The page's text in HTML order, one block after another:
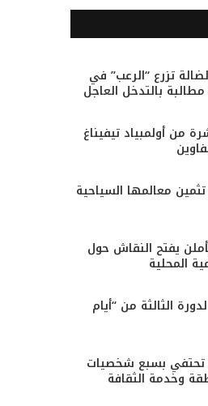
س
ت
ق
ا
k
T
o
ت
س
ا
تزرع “الرعب” في
بالتدخل العاجل
من أولمبياد تيفيناغ
معالمها السياحية
يفتح النقاش حول
المحلية
الثالثة من “أيام
تحتفي بسبع شخصيات
وخدمة الثقافة